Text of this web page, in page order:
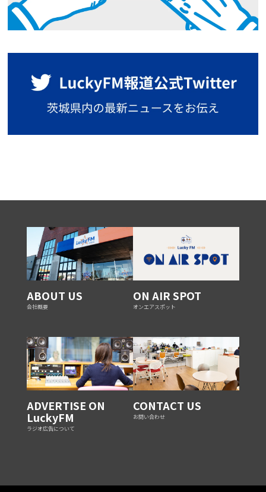
ABOUT US
会社概要
ON AIR SPOT
オンエアスポット
ADVERTISE ON
LuckyFM
ラジオ広告について
CONTACT US
お問い合わせ